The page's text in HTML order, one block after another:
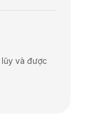
và được